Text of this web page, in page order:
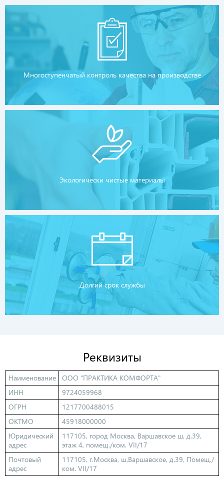
Многоступенчатый контроль качества на производстве
Экологически чистые материалы
Долгий срок службы
Реквизиты
Наименование
ООО "ПРАКТИКА КОМФОРТА"
ИНН
9724059968
ОГРН
1217700488015
ОКТМО
45918000000
Юридический
адрес
117105, город Москва, Варшавское ш, д.39,
этаж 4, помещ./ком. VII/17
Почтовый
адрес
117105, г.Москва, ш.Варшавское, д.39, Помещ./
ком. VII/17